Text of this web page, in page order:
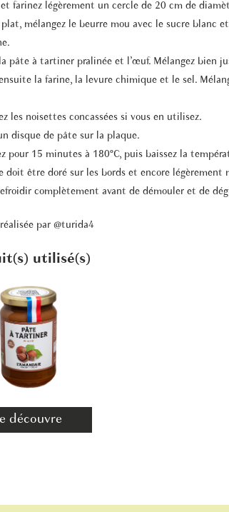
et farinez légèrement un cercle de 20 cm de
mélangez le beurre mou avec le sucre blanc
pâte à tartiner pralinée et l’œuf. Mélangez bien
la farine, la levure chimique et le sel.
les noisettes concassées si vous en utilisez.
disque de pâte sur la plaque.
pour 15 minutes à 180°C, puis baissez la
doit être doré sur les bords et encore légèrement
complètement avant de démouler et de
par @turida4
utilisé(s)
découvre